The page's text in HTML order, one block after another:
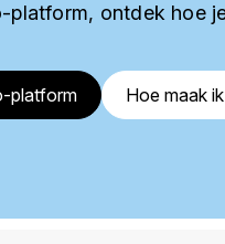
platform, ontdek hoe
platform Hoe maak